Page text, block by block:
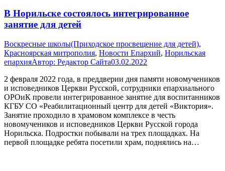
В Норильске состоялось интегрированное
занятие для детей
Воскресные школы(Приходское просвещение для детей),
Красноярская митрополия, Новости Епархий, Норильская
епархияАвтор: Редактор Сайта03.02.2022
2 февраля 2022 года, в преддверии дня памяти новомучеников
и исповедников Церкви Русской, сотрудники епархиального
ОРОиК провели интегрированное занятие для воспитанников
КГБУ СО «Реабилитационный центр для детей «Виктория».
Занятие проходило в храмовом комплексе в честь
новомучеников и исповедников Церкви Русской города
Норильска. Подростки побывали на трех площадках. На
первой площадке ребята посетили храм, поднялись на…